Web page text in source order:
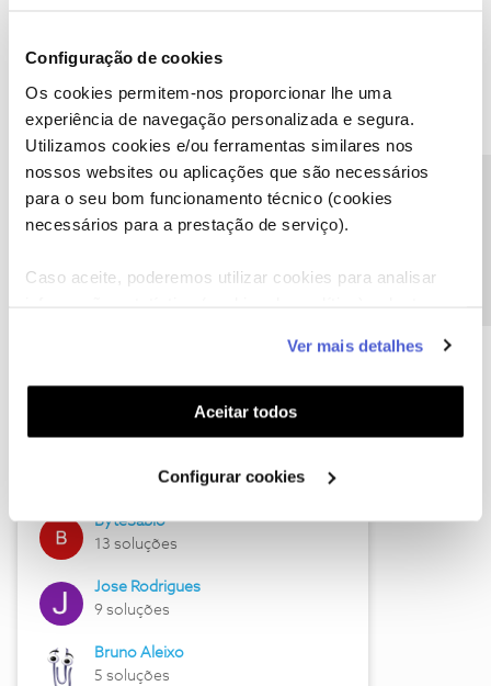
Configuração de cookies
Os cookies permitem-nos proporcionar lhe uma
experiência de navegação personalizada e segura.
Utilizamos cookies e/ou ferramentas similares nos
nossos websites ou aplicações que são necessários
para o seu bom funcionamento técnico (cookies
necessários para a prestação de serviço).
Caso aceite, poderemos utilizar cookies para analisar
funcionalidades (cookies de personalização e
funcionalidade) e adaptar anúncios aos seus interesses
(cookies de publicidade personalizada). Pode gerir a
utilização dos cookies clicando em "Configurar
Ver mais detalhes
Aceitar todos
Configurar cookies
Descubra as novidades de julho
Hall of Fame de julho
17 soluções
ByteSábio
13 soluções
Jose Rodrigues
9 soluções
Bruno Aleixo
5 soluções